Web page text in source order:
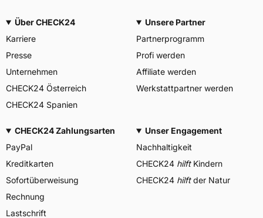
Über CHECK24
Karriere
Presse
Unternehmen
CHECK24 Österreich
CHECK24 Spanien
Unsere Partner
Partnerprogramm
Profi werden
Affiliate werden
Werkstattpartner werden
CHECK24 Zahlungsarten
PayPal
Kreditkarten
Sofortüberweisung
Rechnung
Lastschrift
Unser Engagement
Nachhaltigkeit
CHECK24 hilftKindern
CHECK24 hilftder Natur